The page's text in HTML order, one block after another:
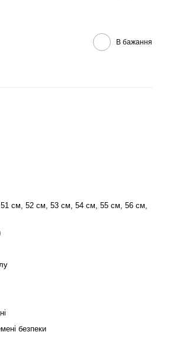
В бажання
см, 52 см, 53 см, 54 см, 55 см, 56 см,
безпеки